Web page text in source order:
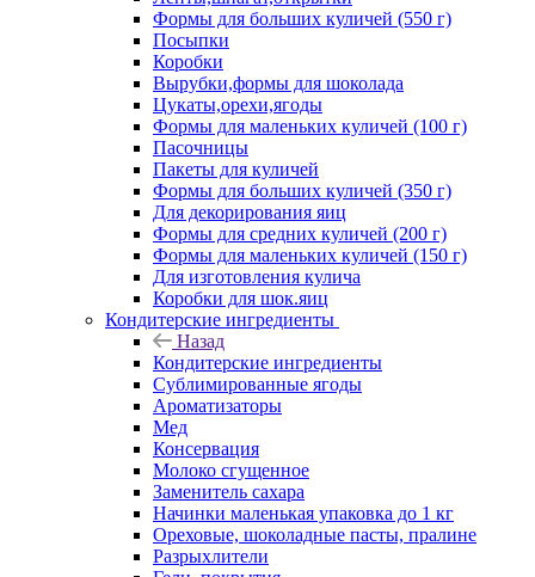
Формы для больших куличей (550 г)
Посыпки
Коробки
Вырубки,формы для шоколада
Цукаты,орехи,ягоды
Формы для маленьких куличей (100 г)
Пасочницы
Пакеты для куличей
Формы для больших куличей (350 г)
Для декорирования яиц
Формы для средних куличей (200 г)
Формы для маленьких куличей (150 г)
Для изготовления кулича
Коробки для шок.яиц
Кондитерские ингредиенты
Назад
Кондитерские ингредиенты
Сублимированные ягоды
Ароматизаторы
Мед
Консервация
Молоко сгущенное
Заменитель сахара
Начинки маленькая упаковка до 1 кг
Ореховые, шоколадные пасты, пралине
Разрыхлители